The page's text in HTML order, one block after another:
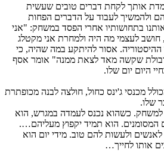
אותך לקחת דברים טובים שעשית
ולהמשיך לעבוד על הדברים הפחות
בתחושותיו אחרי הפסד במשחק: "אני
לעצמי מה היה ולמחרת אני מקטלג
אסור להיתקע במה שהיה, כי
שקשה מאד לצאת ממנה" אומר אסף
היום יום שלו.
מכנסי ג'ינס כחול, חולצה לבנה מכופתרת
שלו.
כשהוא נכנס לעמדה במגרש, הוא
המסומנים. הוא תמיד יקפוץ מעליהם….
ולעשות להם טוב. מידי יום הוא
אותו לחייך…